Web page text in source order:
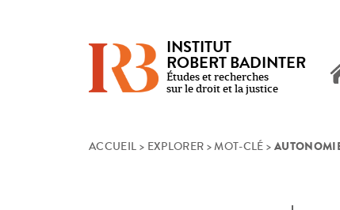
INSTITUT
ROBERT BADINTER
Études et recherches
sur le droit et la justice
ACCUEIL > EXPLORER >MOT-CLÉ >